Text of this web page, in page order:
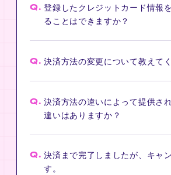
Q. 登録したクレジットカード情報
ることはできますか？
Q. 決済方法の変更について教えてく
Q. 決済方法の違いによって提供さ
違いはありますか？
Q. 決済まで完了しましたが、キャ
す。